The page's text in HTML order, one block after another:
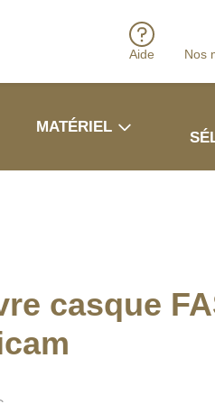
Aide Nos
MATÉRIEL
casque